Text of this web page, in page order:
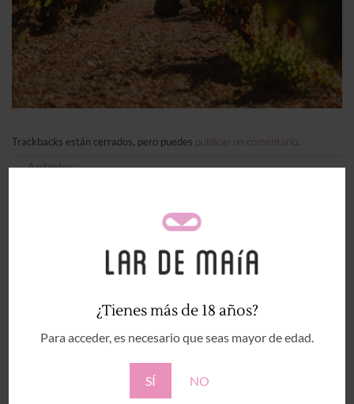
¿Tienes más de 18 años?
Para acceder, es necesario que seas mayor de edad.
SÍ NO
Trackbacks están cerrados, pero puedes publicar un comentario.
←Anterior
Deja una respuesta
Tu dirección de correo electrónico no será publicada.